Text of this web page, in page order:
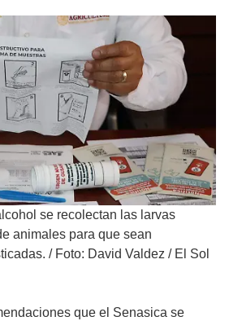
se recolectan las larvas
animales para que sean
/ Foto: David Valdez / El Sol
que el Senasica se